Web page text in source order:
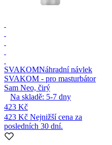
SVAKOMNáhradní návlek
SVAKOM - pro masturbátor
Sam Neo, čirý
Na skladě: 5-7 dny
423 Kč
423 Kč Nejnižší cena za
posledních 30 dní.